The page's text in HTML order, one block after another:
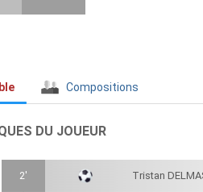
Compositions
DU JOUEUR
2' Tristan